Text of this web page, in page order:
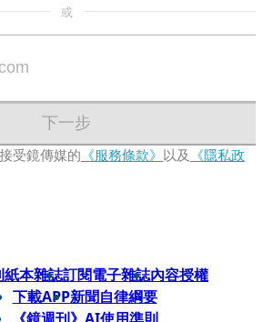
或
下一步
受鏡傳媒的 《服務條款》 以及 《隱私政
紙本雜誌訂閱電子雜誌內容授權
下載APP新聞自律綱要